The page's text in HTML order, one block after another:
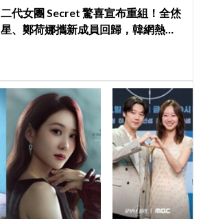
二代女團 Secret 驚喜宣布重組！全烋
星、鄭荷娜攜新成員回歸，韓網熱